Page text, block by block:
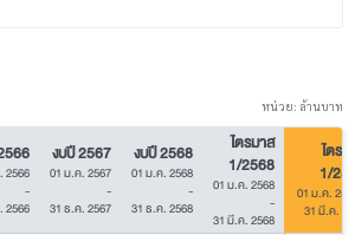
หน่วย: ล้านบาท
2566
-
2566
งบปี 2567
01 ม.ค. 2567
-
31 ธ.ค. 2567
งบปี 2568
01 ม.ค. 2568
-
31 ธ.ค. 2568
ไตรมาส
1/2568
01 ม.ค. 2568
-
31 มี.ค. 2568
ไตรม
1/
01 ม.ค.
31 มี.ค.